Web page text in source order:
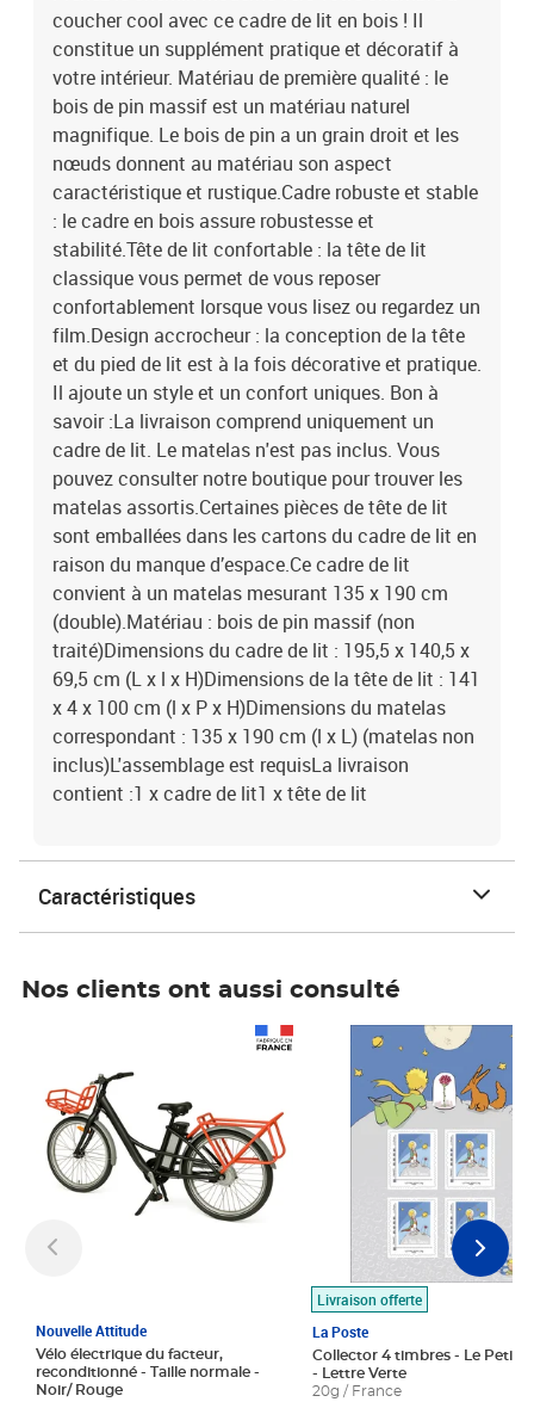
dans les cartons du cadre de lit en raison du manque d’espace.Ce
cadre de lit convient à un matelas mesurant 135 x 190 cm
(double).Matériau : bois de pin massif (non traité)Dimensions du
cadre de lit : 195,5 x 140,5 x 69,5 cm (L x l x H)Dimensions de la
tête de lit : 141 x 4 x 100 cm (l x P x H)Dimensions du matelas
correspondant : 135 x 190 cm (l x L) (matelas non
inclus)L'assemblage est requisLa livraison contient :1 x cadre de
lit1 x tête de lit
coucher cool avec ce cadre de lit en bois ! Il
constitue un supplément pratique et décoratif à
votre intérieur. Matériau de première qualité : le
bois de pin massif est un matériau naturel
magnifique. Le bois de pin a un grain droit et les
nœuds donnent au matériau son aspect
caractéristique et rustique.Cadre robuste et stable
: le cadre en bois assure robustesse et
stabilité.Tête de lit confortable : la tête de lit
classique vous permet de vous reposer
confortablement lorsque vous lisez ou regardez un
film.Design accrocheur : la conception de la tête
et du pied de lit est à la fois décorative et pratique.
Il ajoute un style et un confort uniques. Bon à
savoir :La livraison comprend uniquement un
cadre de lit. Le matelas n'est pas inclus. Vous
pouvez consulter notre boutique pour trouver les
matelas assortis.Certaines pièces de tête de lit
sont emballées dans les cartons du cadre de lit en
raison du manque d’espace.Ce cadre de lit
convient à un matelas mesurant 135 x 190 cm
(double).Matériau : bois de pin massif (non
traité)Dimensions du cadre de lit : 195,5 x 140,5 x
69,5 cm (L x l x H)Dimensions de la tête de lit : 141
x 4 x 100 cm (l x P x H)Dimensions du matelas
correspondant : 135 x 190 cm (l x L) (matelas non
inclus)L'assemblage est requisLa livraison
contient :1 x cadre de lit1 x tête de lit
Caractéristiques
Nos clients ont aussi consulté
Nouvelle Attitude
Vélo électrique du facteur,
reconditionné - Taille normale -
Noir/ Rouge
Livraison offerte
La Poste
Collector 4 timbres - Le Petit
- Lettre Verte
20g / France
Prix 7,50€